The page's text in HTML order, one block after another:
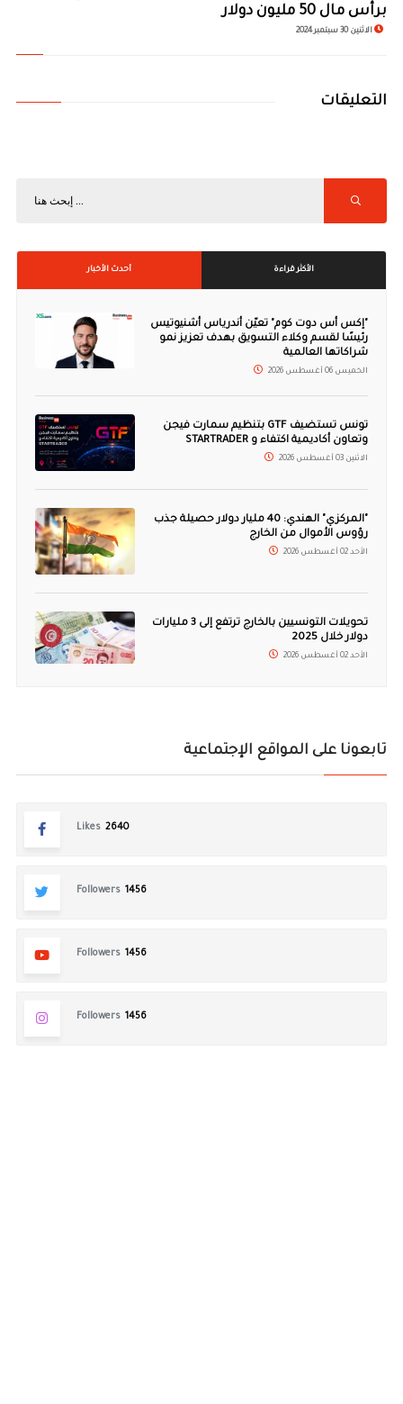
برأس مال 50 مليون دولار
الاثنين 30 سبتمبر 2024
التعليقات
الأكثر قراءة أحدث الأخبار
"إكس أس دوت كوم" تعيّن أندرياس أشنيوتيس
رئيسًا لقسم وكلاء التسويق بهدف تعزيز نمو
شراكاتها العالمية
الخميس 06 أغسطس 2026
تونس تستضيف GTF بتنظيم سمارت فيجن
وتعاون أكاديمية اكتفاء و STARTRADER
الاثنين 03 أغسطس 2026
"المركزي" الهندي: 40 مليار دولار حصيلة جذب
رؤوس الأموال من الخارج
الأحد 02 أغسطس 2026
تحويلات التونسيين بالخارج ترتفع إلى 3 مليارات
دولار خلال 2025
الأحد 02 أغسطس 2026
تابعونا على المواقع الإجتماعية
Likes 2640
Followers 1456
Followers 1456
Followers 1456